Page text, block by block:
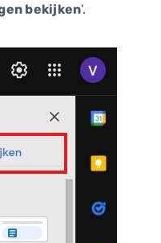
bekijken'.